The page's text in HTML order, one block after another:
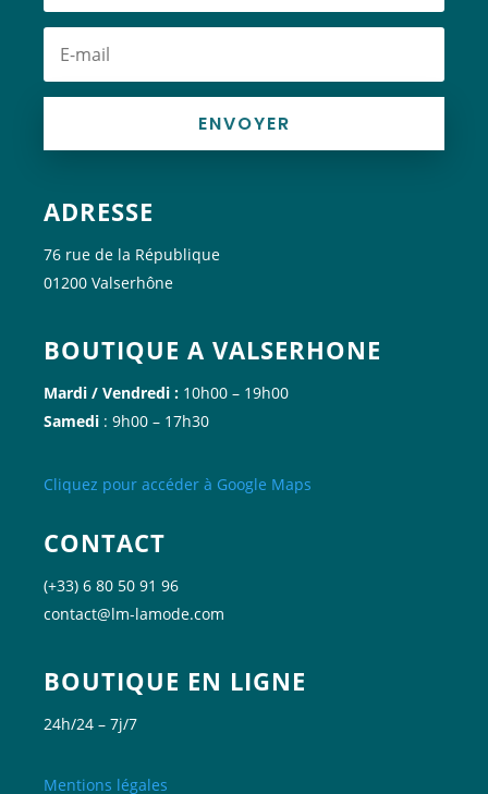
ENVOYER
ADRESSE
76 rue de la République
01200 Valserhône
BOUTIQUE A VALSERHONE
Mardi / Vendredi : 10h00 – 19h00
Samedi : 9h00 – 17h30
Cliquez pour accéder à Google Maps
CONTACT
(+33) 6 80 50 91 96
contact@lm-lamode.com
BOUTIQUE EN LIGNE
24h/24 – 7j/7
Mentions légales